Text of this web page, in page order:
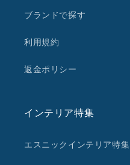
ブランドで探す
利用規約
返金ポリシー
インテリア特集
エスニックインテリア特集